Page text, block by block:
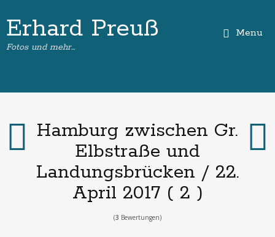
Erhard Preuß
Fotos und mehr…
Menu
Hamburg zwischen Gr.
Elbstraße und
Landungsbrücken / 22.
April 2017 ( 2 )
(3 Bewertungen)